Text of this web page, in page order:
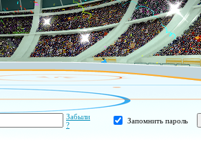
Забыли
?
Запомнить пароль